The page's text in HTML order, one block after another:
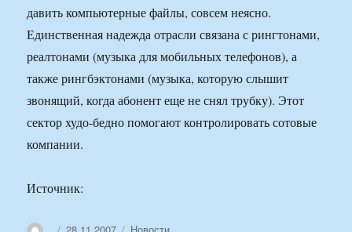
давить компьютерные файлы, совсем неясно.
Единственная надежда отрасли связана с рингтонами,
реалтонами (музыка для мобильных телефонов), а
также рингбэктонами (музыка, которую слышит
звонящий, когда абонент еще не снял трубку). Этот
сектор худо-бедно помогают контролировать сотовые
компании.
Источник:
АвторОпубликованоРубрики